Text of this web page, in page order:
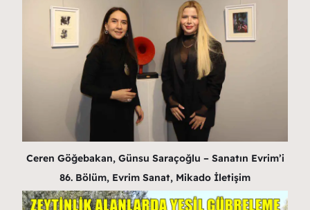
Ceren Göğebakan, Günsu Saraçoğlu – Sanatın Evrim’i
86. Bölüm, Evrim Sanat, Mikado İletişim